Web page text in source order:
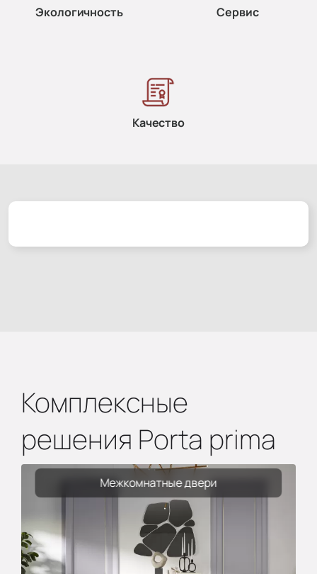
Экологичность Сервис
Качество
Комплексные
решения Porta prima
Межкомнатные двери